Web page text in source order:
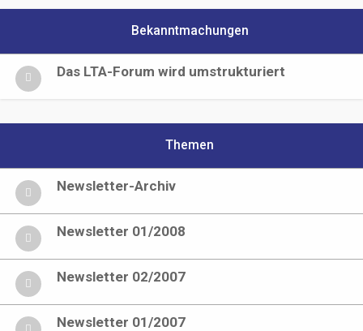
Bekanntmachungen
Das LTA-Forum wird umstrukturiert
Themen
Newsletter-Archiv
Newsletter 01/2008
Newsletter 02/2007
Newsletter 01/2007